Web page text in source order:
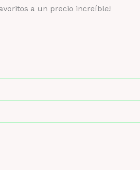
a un precio increíble!